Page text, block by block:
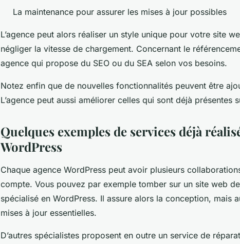
La maintenance pour assurer les mises à jour possibles
L’agence peut alors réaliser un style unique pour votre site
négliger la vitesse de chargement. Concernant le
agence qui propose du SEO ou du SEA selon vos besoins.
Notez enfin que de nouvelles fonctionnalités peuvent être
L’agence peut aussi améliorer celles qui sont déjà présentes
Quelques exemples de services déjà
WordPress
Chaque agence WordPress peut avoir plusieurs
compte. Vous pouvez par exemple tomber sur un site web
spécialisé en WordPress. Il assure alors la conception, mais
mises à jour essentielles.
D’autres spécialistes proposent en outre un service de